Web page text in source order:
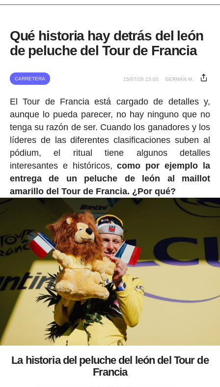
Qué historia hay detrás del león
de peluche del Tour de Francia
CARRETERA 15/07/26 15:00 GERMÁN M.
El Tour de Francia está cargado de detalles y,
aunque lo pueda parecer, no hay ninguno que no
tenga su razón de ser. Cuando los ganadores y los
líderes de las diferentes clasificaciones suben al
pódium, el ritual tiene algunos detalles
interesantes e históricos,como por ejemplo la
entrega de un peluche de león al maillot
amarillo del Tour de Francia. ¿Por qué?
La historia del peluche del león del Tour de
Francia